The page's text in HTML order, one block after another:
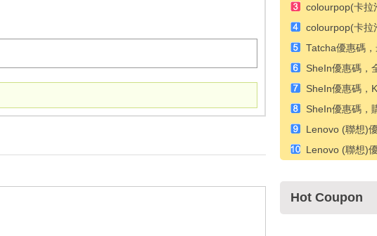
天免費送貨
colourpop(卡拉
美元可享 20%
colourpop(卡拉
優惠 5 美元
Tatcha優惠碼
你，最低消費
SheIn優惠碼，
SheIn優惠碼，
80 美元折扣
SheIn優惠碼，
Lenovo (聯想)
10% 折扣
Lenovo (聯想)
Hot Coupon